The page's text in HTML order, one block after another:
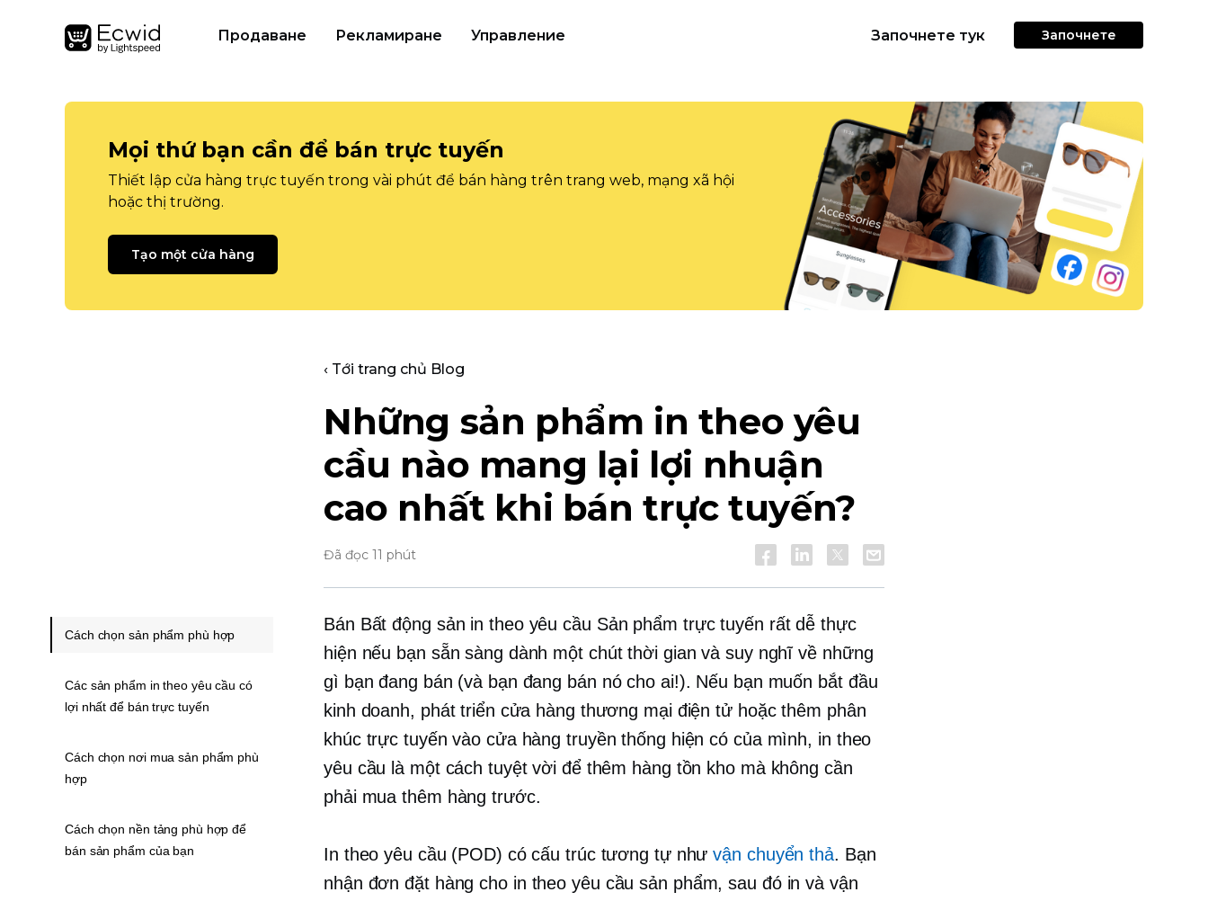
Продаване Рекламиране Управление Започнете тук Започнете
Mọi thứ bạn cần để bán trực tuyến
Thiết lập cửa hàng trực tuyến trong vài phút để bán hàng trên trang web, mạng xã hội
hoặc thị trường.
Tạo một cửa hàng
‹ Tới trang chủ Blog
Những sản phẩm in theo yêu
cầu nào mang lại lợi nhuận
cao nhất khi bán trực tuyến?
Đã đọc 11 phút
Bán Bất động sản in theo yêu cầu Sản phẩm trực tuyến rất dễ thực
hiện nếu bạn sẵn sàng dành một chút thời gian và suy nghĩ về những
gì bạn đang bán (và bạn đang bán nó cho ai!). Nếu bạn muốn bắt đầu
kinh doanh, phát triển cửa hàng thương mại điện tử hoặc thêm phân
khúc trực tuyến vào cửa hàng truyền thống hiện có của mình, in theo
yêu cầu là một cách tuyệt vời để thêm hàng tồn kho mà không cần
phải mua thêm hàng trước.
In theo yêu cầu (POD) có cấu trúc tương tự nhưvận chuyển thả. Bạn
nhận đơn đặt hàng cho in theo yêu cầu sản phẩm, sau đó in và vận
Cách chọn sản phẩm phù hợp
Các sản phẩm in theo yêu cầu có
lợi nhất để bán trực tuyến
Cách chọn nơi mua sản phẩm phù
hợp
Cách chọn nền tảng phù hợp để
bán sản phẩm của bạn